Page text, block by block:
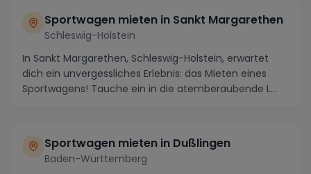
Sportwagen mieten in Sankt Margarethen
Schleswig-Holstein
In Sankt Margarethen, Schleswig-Holstein, erwartet
dich ein unvergessliches Erlebnis: das Mieten eines
Sportwagens! Tauche ein in die atemberaubende L...
Sportwagen mieten in Dußlingen
Baden-Württemberg